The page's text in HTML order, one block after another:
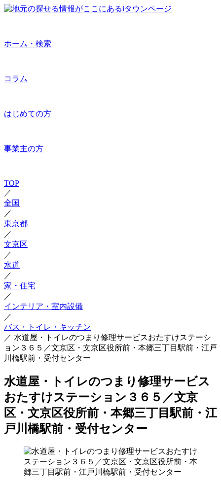
ホーム・検索
コラム
はじめての方
事業主の方
TOP
／
全国
／
東京都
／
文京区
／
水道
／
家・住宅
／
インテリア・室内設備
／
バス・トイレ・キッチン
／ 水道屋・トイレのつまり修理サービスおたすけステーシ
ョン３６５／文京区・文京区役所前・本郷三丁目駅前・江戸
川橋駅前・受付センター
水道屋・トイレのつまり修理サービス
おたすけステーション３６５／文京
区・文京区役所前・本郷三丁目駅前・江
戸川橋駅前・受付センター